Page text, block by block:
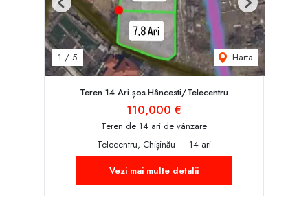
1 / 5 Harta
Previous Next
Teren 14 Ari șos.Hâncesti/Telecentru
110,000 €
Teren de 14 ari de vânzare
Telecentru, Chișinău
14 ari
Vezi mai multe detalii